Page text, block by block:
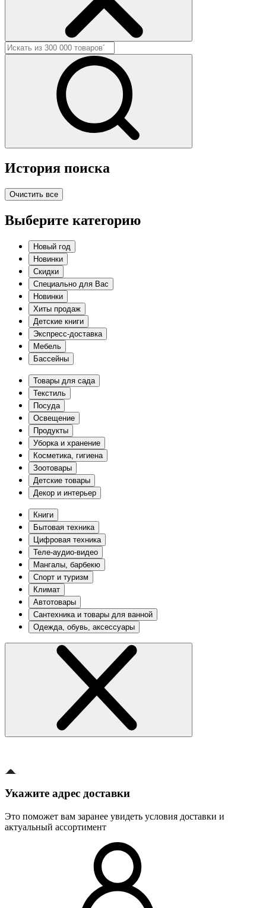
История поиска
Очистить все
Выберите категорию
Новый год
Новинки
Скидки
Специально для Вас
Новинки
Хиты продаж
Детские книги
Экспресс-доставка
Мебель
Бассейны
Товары для сада
Текстиль
Посуда
Освещение
Продукты
Уборка и хранение
Косметика, гигиена
Зоотовары
Детские товары
Декор и интерьер
Книги
Бытовая техника
Цифровая техника
Теле-аудио-видео
Мангалы, барбекю
Спорт и туризм
Климат
Автотовары
Сантехника и товары для ванной
Одежда, обувь, аксессуары
Укажите адрес доставки
Это поможет вам заранее увидеть условия доставки и
актуальный ассортимент